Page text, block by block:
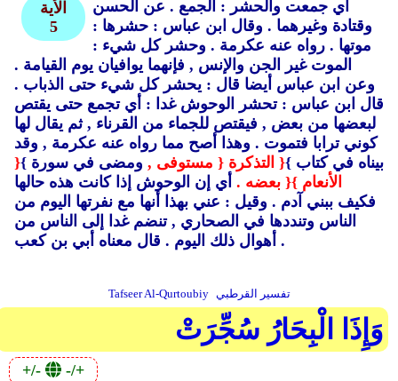
الأية
5
أي جمعت والحشر : الجمع . عن الحسن
وقتادة وغيرهما . وقال ابن عباس : حشرها :
موتها . رواه عنه عكرمة . وحشر كل شيء :
الموت غير الجن والإنس , فإنهما يوافيان يوم القيامة .
وعن ابن عباس أيضا قال : يحشر كل شيء حتى الذباب .
قال ابن عباس : تحشر الوحوش غدا : أي تجمع حتى يقتص
لبعضها من بعض , فيقتص للجماء من القرناء ,ثم يقال لها
كوني ترابا فتموت . وهذا أصح مما رواه عنه عكرمة , وقد
بيناه في كتاب }{ التذكرة { مستوفى , ومضى في سورة }{
الأنعام }{ بعضه . أي إن الوحوش إذا كانت هذه حالها
فكيف ببني آدم . وقيل : عني بهذا أنها مع نفرتها اليوم من
الناس وتنددها في الصحاري , تنضم غدا إلى الناس من
أهوال ذلك اليوم . قال معناه أبي بن كعب .
Tafseer Al-Qurtoubiy تفسير القرطبي
وَإِذَا الْبِحَارُ سُجِّرَتْ
+/- -/+